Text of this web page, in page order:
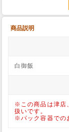
商品説明
白御飯
※この商品は津店
扱いです。
※パック容器での